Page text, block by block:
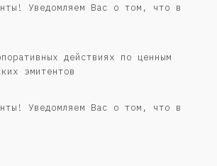
Уведомляем Вас о том, что в
действиях по ценным
эмитентов
Уведомляем Вас о том, что в